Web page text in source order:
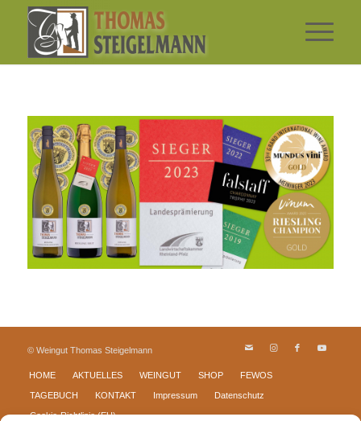
© Weingut Thomas Steigelmann
HOME AKTUELLES WEINGUT SHOP FEWOS
TAGEBUCH KONTAKT Impressum Datenschutz
Cookie-Richtlinie (EU)